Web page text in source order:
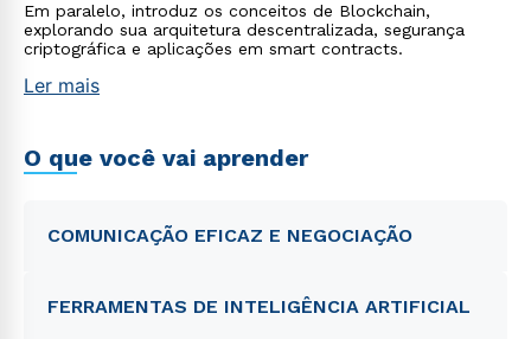
Em paralelo, introduz os conceitos de Blockchain,
explorando sua arquitetura descentralizada, segurança
criptográfica e aplicações em smart contracts.
Ler mais
O que você vai aprender
COMUNICAÇÃO EFICAZ E NEGOCIAÇÃO
FERRAMENTAS DE INTELIGÊNCIA ARTIFICIAL